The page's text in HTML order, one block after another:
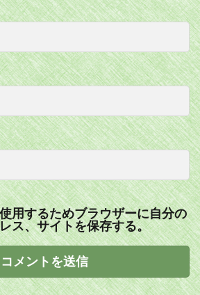
用するためブラウザーに自分の
ス、サイトを保存する。